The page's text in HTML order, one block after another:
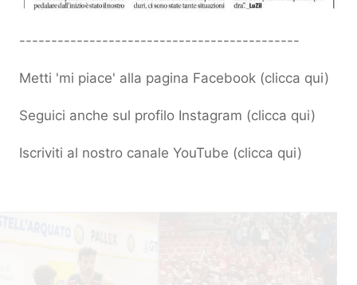
--------------------------------------------
Metti 'mi piace' alla pagina Facebook (clicca qui)
Seguici anche sul profilo Instagram (clicca qui)
Iscriviti al nostro canale YouTube (clicca qui)